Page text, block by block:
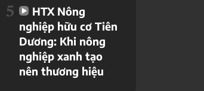
5
HTX Nông
nghiệp hữu cơ Tiên
Dương: Khi nông
nghiệp xanh tạo
nên thương hiệu